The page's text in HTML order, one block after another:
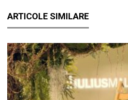
ARTICOLE SIMILARE